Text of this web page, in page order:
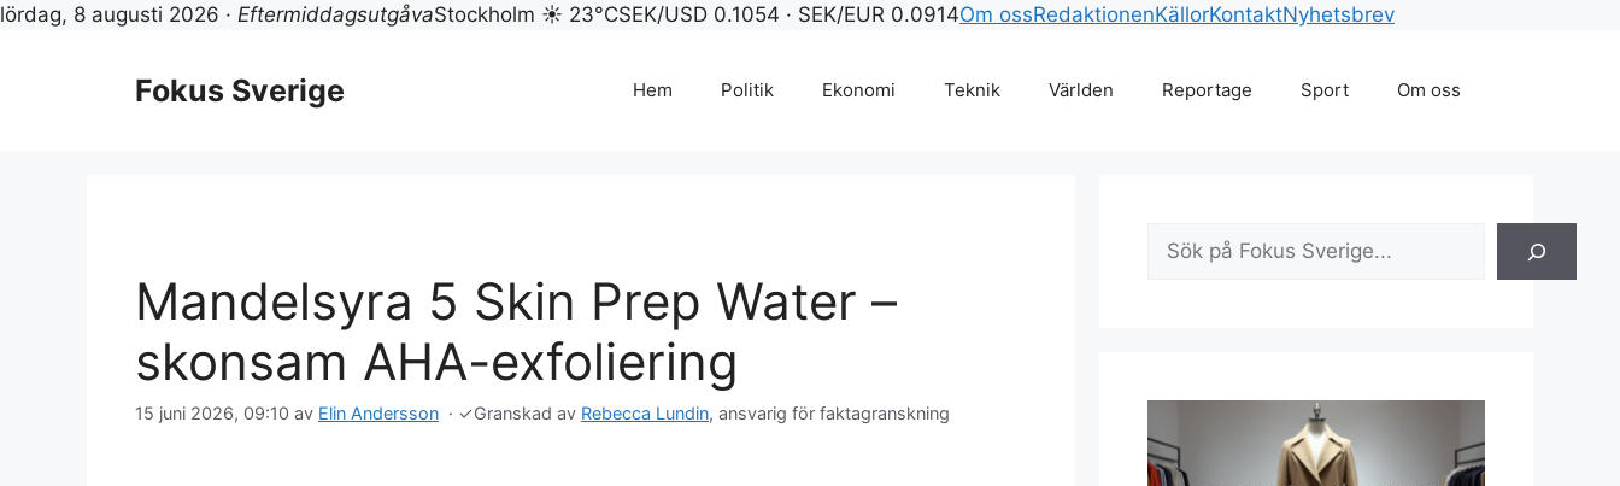
lördag, 8 augusti 2026 · EftermiddagsutgåvaStockholm ☀ 23°CSEK/USD 0.1054 · SEK/EUR 0.0914Om ossRedaktionenKällorKontaktNyhetsbrev
Fokus Sverige Hem Politik Ekonomi Teknik Världen Reportage Sport Om oss
Mandelsyra 5 Skin Prep Water –
skonsam AHA-exfoliering
15 juni 2026, 09:10 av Elin Andersson · ✓Granskad av Rebecca Lundin, ansvarig för faktagranskning
Sök